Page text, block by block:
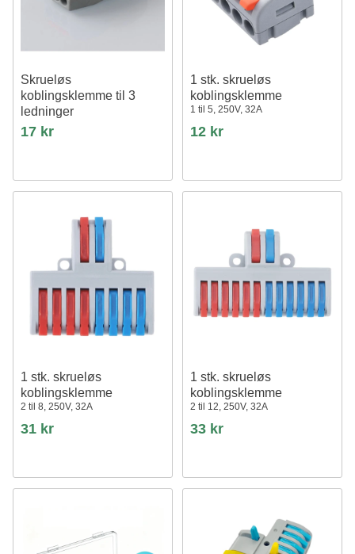
Skrueløs
koblingsklemme til 3
ledninger
17 kr
1 stk. skrueløs
koblingsklemme
1 til 5, 250V, 32A
12 kr
1 stk. skrueløs
koblingsklemme
2 til 8, 250V, 32A
31 kr
1 stk. skrueløs
koblingsklemme
2 til 12, 250V, 32A
33 kr